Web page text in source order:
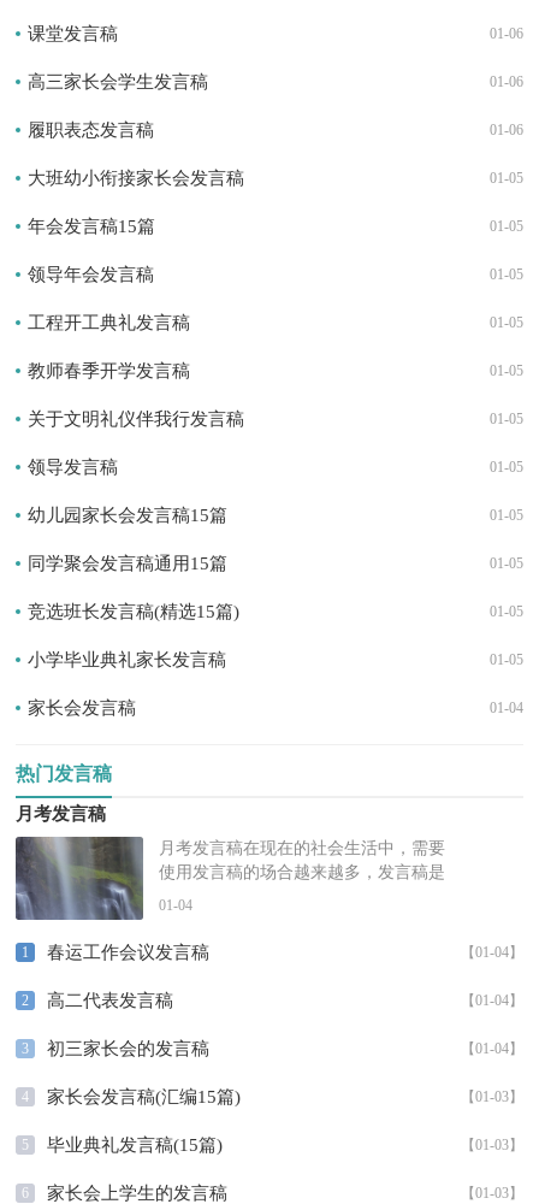
01-06
课堂发言稿
01-06
高三家长会学生发言稿
01-06
履职表态发言稿
01-05
大班幼小衔接家长会发言稿
01-05
年会发言稿15篇
01-05
领导年会发言稿
01-05
工程开工典礼发言稿
01-05
教师春季开学发言稿
01-05
关于文明礼仪伴我行发言稿
01-05
领导发言稿
01-05
幼儿园家长会发言稿15篇
01-05
同学聚会发言稿通用15篇
01-05
竞选班长发言稿(精选15篇)
01-05
小学毕业典礼家长发言稿
01-04
家长会发言稿
热门发言稿
月考发言稿
月考发言稿在现在的社会生活中，需要
使用发言稿的场合越来越多，发言稿是
作为在特定的情境中供口语表达使用的
你...
01-04
1 【01-04】
春运工作会议发言稿
2 【01-04】
高二代表发言稿
3 【01-04】
初三家长会的发言稿
4 【01-03】
家长会发言稿(汇编15篇)
5 【01-03】
毕业典礼发言稿(15篇)
6 【01-03】
家长会上学生的发言稿